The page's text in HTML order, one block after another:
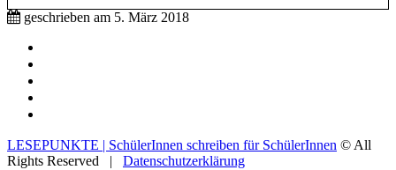
geschrieben am 5. März 2018
LESEPUNKTE | SchülerInnen schreiben für SchülerInnen © All
Rights Reserved | Datenschutzerklärung